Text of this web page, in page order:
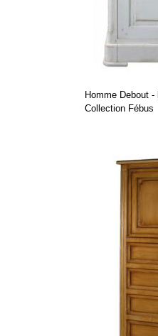
Homme Debout -
Collection Fébus